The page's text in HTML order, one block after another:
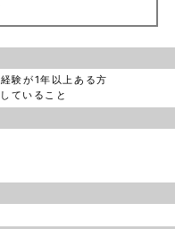
験が1年以上ある方
ていること